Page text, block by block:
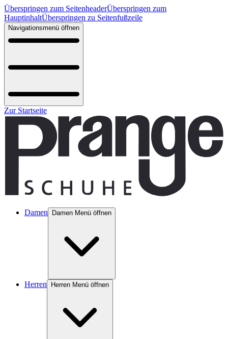
Überspringen zum SeitenheaderÜberspringen zum
HauptinhaltÜberspringen zu Seitenfußzeile
Navigationsmenü öffnen
Zur Startseite
Damen Damen Menü öffnen
Herren Herren Menü öffnen